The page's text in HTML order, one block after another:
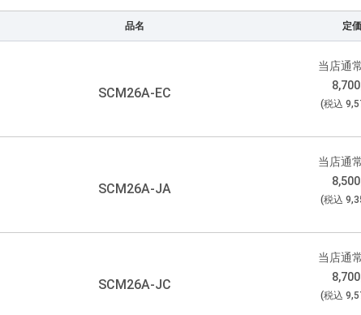
品名 定価
SCM26A-EC
当店通
8,700
(税込
SCM26A-JA
当店通
8,500
(税込
SCM26A-JC
当店通
8,700
(税込